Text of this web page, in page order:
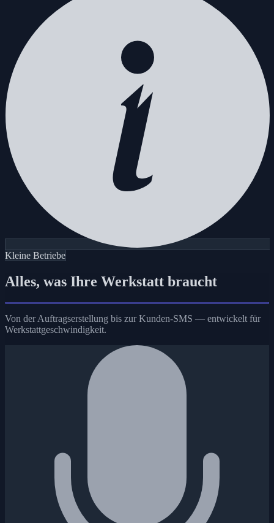
Kleine Betriebe
Alles, was Ihre Werkstatt braucht
Von der Auftragserstellung bis zur Kunden-SMS — entwickelt für
Werkstattgeschwindigkeit.